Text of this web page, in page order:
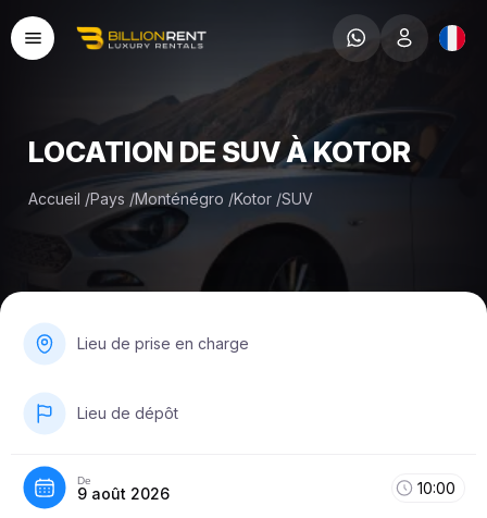
LOCATION DE SUV À KOTOR
Accueil /Pays /Monténégro /Kotor /SUV
Lieu de prise en charge
Lieu de dépôt
De
9 août 2026 10:00